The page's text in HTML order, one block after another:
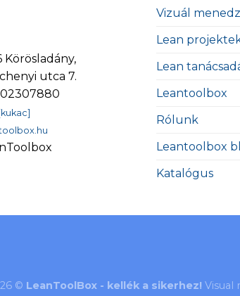
Körösladány,
utca 7.
Vizuál
Lean
Lean
Leantoolbox
Rólunk
Leantoolbox
Katalógus
© LeanToolBox - kellék a sikerhez! Visual